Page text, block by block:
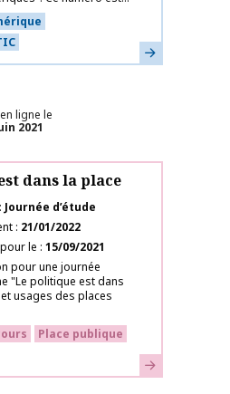
En savoir plus
ligne le
2021
dans la place
Journée d’étude
21/01/2022
le 15/09/2021
pour une journée
"Le politique est dans
usages des places
Place publique
En savoir plus